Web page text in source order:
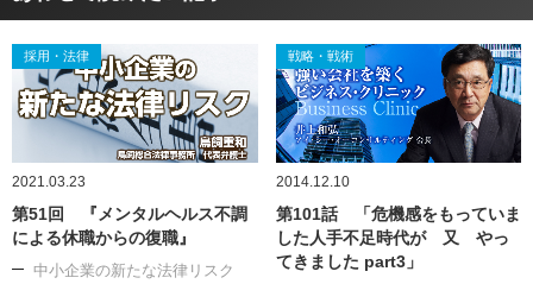
採用・法律
2021.03.23
第51回 『メンタルヘルス不調
による休職からの復職』
中小企業の新たな法律リスク
戦略・戦術
2014.12.10
第101話 「危機感をもっていま
した人手不足時代が 又 やっ
てきました part3」